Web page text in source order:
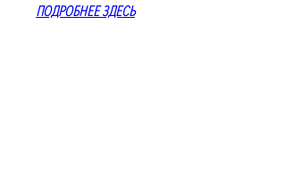
ПОДРОБНЕЕ ЗДЕСЬ